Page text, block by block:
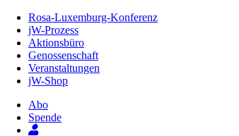
Inhalt
Seite
Rosa-Luxemburg-Konferenz
jW-Prozess
Aktionsbüro
Genossenschaft
Veranstaltungen
jW-Shop
Abo
Spende